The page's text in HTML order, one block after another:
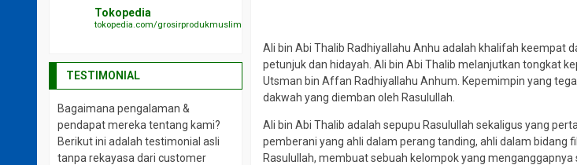
Ali bin Abi Thalib Radhiyallahu Anhu adalah khalifah keempat
petunjuk dan hidayah. Ali bin Abi Thalib melanjutkan tongkat
Utsman bin Affan Radhiyallahu Anhum. Kepemimpin yang
dakwah yang diemban oleh Rasulullah.
Ali bin Abi Thalib adalah sepupu Rasulullah sekaligus yang
pemberani yang ahli dalam perang tanding, ahli dalam bidang
Rasulullah, membuat sebuah kelompok yang
Tokopedia
tokopedia.com/grosirprodukmuslim
TESTIMONIAL
Bagaimana pengalaman &
pendapat mereka tentang kami?
Berikut ini adalah testimonial asli
tanpa rekayasa dari customer